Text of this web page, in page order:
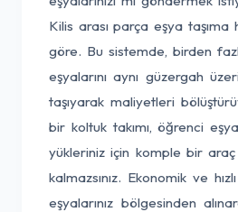
Kilis arası parça eşya
göre. Bu sistemde, birden
eşyalarını aynı güzergah
taşıyarak maliyetleri
bir koltuk takımı, öğrenci
yükleriniz için komple bir
kalmazsınız. Ekonomik ve
eşyalarınız bölgesinden